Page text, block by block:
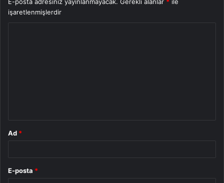
işaretlenmişlerdir
Ad *
E-posta *